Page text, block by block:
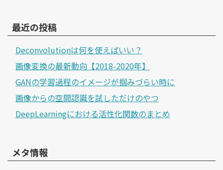
最近の投稿
Deconvolutionは何を使えばいい？
画像変換の最新動向【2018-2020年】
GANの学習過程のイメージが掴みづらい時に
画像からの空間認識を試しただけのやつ
DeepLearningにおける活性化関数のまとめ
メタ情報